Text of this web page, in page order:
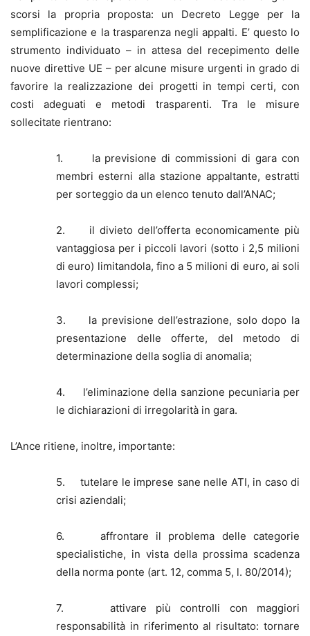
scorsi la propria proposta: un Decreto Legge per la
semplificazione e la trasparenza negli appalti. E’ questo lo
strumento individuato – in attesa del recepimento delle
nuove direttive UE – per alcune misure urgenti in grado di
favorire la realizzazione dei progetti in tempi certi, con
costi adeguati e metodi trasparenti. Tra le misure
sollecitate rientrano:
1. la previsione di commissioni di gara con
membri esterni alla stazione appaltante, estratti
per sorteggio da un elenco tenuto dall’ANAC;
2. il divieto dell’offerta economicamente più
vantaggiosa per i piccoli lavori (sotto i 2,5 milioni
di euro) limitandola, fino a 5 milioni di euro, ai soli
lavori complessi;
3. la previsione dell’estrazione, solo dopo la
presentazione delle offerte, del metodo di
determinazione della soglia di anomalia;
4. l’eliminazione della sanzione pecuniaria per
le dichiarazioni di irregolarità in gara.
L’Ance ritiene, inoltre, importante:
5. tutelare le imprese sane nelle ATI, in caso di
crisi aziendali;
6. affrontare il problema delle categorie
specialistiche, in vista della prossima scadenza
della norma ponte (art. 12, comma 5, l. 80/2014);
7. attivare più controlli con maggiori
responsabilità in riferimento al risultato: tornare